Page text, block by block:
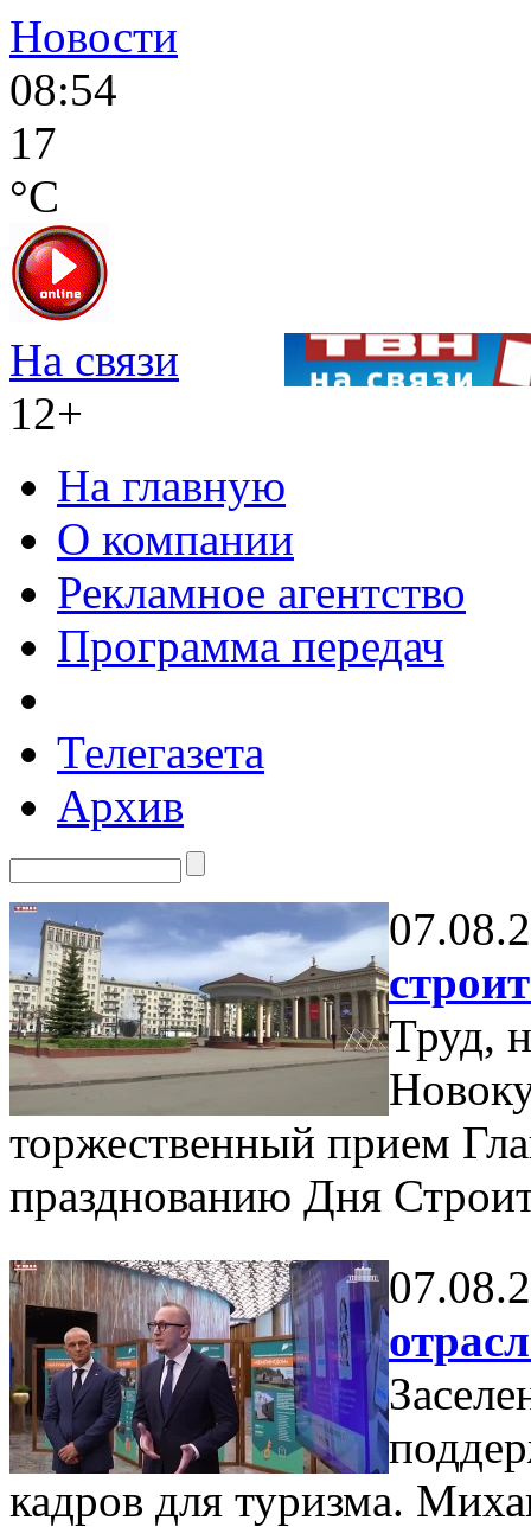
Новости
08:54
17
°C
На связи
12+
На главную
О компании
Рекламное агентство
Программа передач
Телегазета
Архив
Труд,
торжественный прием
празднованию Дня
кадров для туризма.